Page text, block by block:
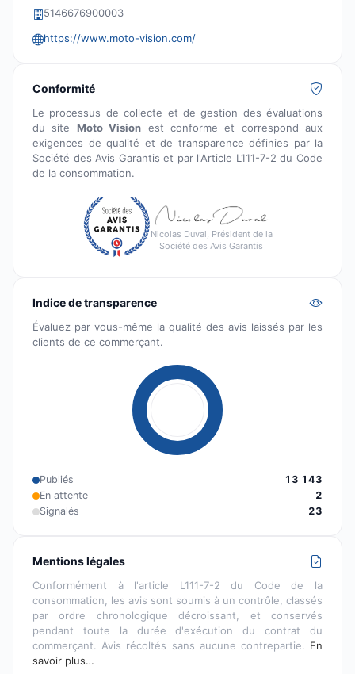
5146676900003
https://www.moto-vision.com/
Conformité
Le processus de collecte et de gestion des évaluations
du site Moto Vision est conforme et correspond aux
exigences de qualité et de transparence définies par la
Société des Avis Garantis et par l'Article L111-7-2 du Code
de la consommation.
Nicolas Duval, Président de la
Société des Avis Garantis
Indice de transparence
Évaluez par vous-même la qualité des avis laissés par les
clients de ce commerçant.
Publiés
13 143
En attente
2
Signalés
23
Mentions légales
Conformément à l'article L111-7-2 du Code de la
consommation, les avis sont soumis à un contrôle, classés
par ordre chronologique décroissant, et conservés
pendant toute la durée d'exécution du contrat du
commerçant. Avis récoltés sans aucune contrepartie. En
savoir plus…